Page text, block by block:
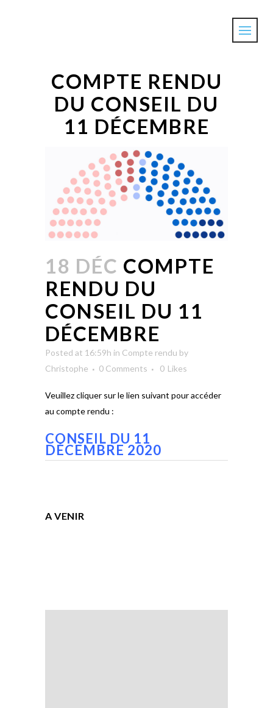
COMPTE RENDU
DU CONSEIL DU
11 DÉCEMBRE
18 DÉC COMPTE
RENDU DU
CONSEIL DU 11
DÉCEMBRE
Posted at 16:59h in Compte rendu by
Christophe
0 Comments 0 Likes
Veuillez cliquer sur le lien suivant pour accéder
au compte rendu :
CONSEIL DU 11
DÉCEMBRE 2020
A VENIR